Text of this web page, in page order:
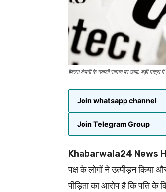
हैवल्स कंपनी के नकली सामान पर छापा, बड़ी मात्रा
Join whatsapp channel
Join Telegram Group
Khabarwala24 News
पक्ष के लोगों ने उत्पीड़न किया
पीड़िता का आरोप है कि पति के